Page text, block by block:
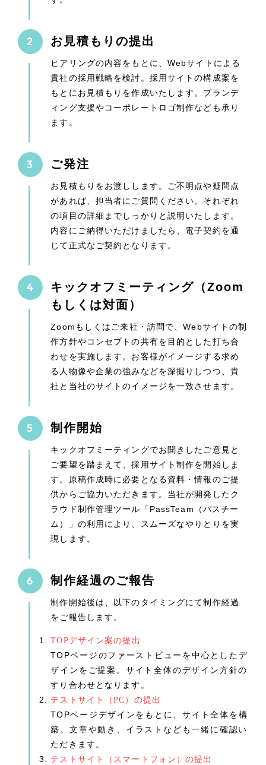
お見積もりの提出
ヒアリングの内容をもとに、Webサイトによる
貴社の採用戦略を検討。採用サイトの構成案を
もとにお見積もりを作成いたします。ブランデ
ィング支援やコーポレートロゴ制作なども承り
ます。
ご発注
お見積もりをお渡しします。ご不明点や疑問点
があれば、担当者にご質問ください。それぞれ
の項目の詳細までしっかりと説明いたします。
内容にご納得いただけましたら、電子契約を通
じて正式なご契約となります。
キックオフミーティング（Zoom
もしくは対面）
Zoomもしくはご来社・訪問で、Webサイトの制
作方針やコンセプトの共有を目的とした打ち合
わせを実施します。お客様がイメージする求め
る人物像や企業の強みなどを深掘りしつつ、貴
社と当社のサイトのイメージを一致させます。
制作開始
キックオフミーティングでお聞きしたご意見と
ご要望を踏まえて、採用サイト制作を開始しま
す。原稿作成時に必要となる資料・情報のご提
供からご協力いただきます。当社が開発したク
ラウド制作管理ツール「PassTeam（パスチー
ム）」の利用により、スムーズなやりとりを実
現します。
制作経過のご報告
制作開始後は、以下のタイミングにて制作経過
をご報告します。
TOPデザイン案の提出
TOPページのファーストビューを中心としたデ
ザインをご提案。サイト全体のデザイン方針の
すり合わせとなります。
テストサイト（PC）の提出
TOPページデザインをもとに、サイト全体を構
築。文章や動き、イラストなども一緒に確認い
ただきます。
テストサイト（スマートフォン）の提出